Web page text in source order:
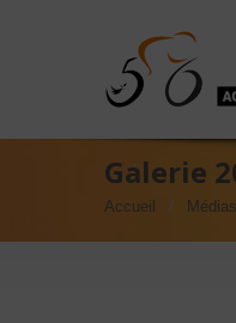
Galerie
Accueil Médias